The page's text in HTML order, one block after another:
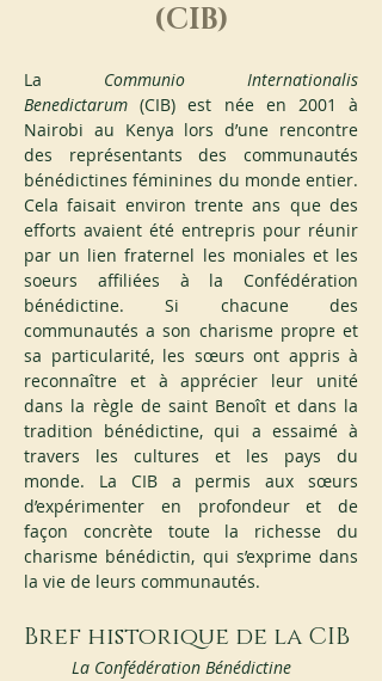
(CIB)
La Communio Internationalis
Benedictarum (CIB) est née en 2001 à
Nairobi au Kenya lors d’une rencontre
des représentants des communautés
bénédictines féminines du monde entier.
Cela faisait environ trente ans que des
efforts avaient été entrepris pour réunir
par un lien fraternel les moniales et les
soeurs affiliées à la Confédération
bénédictine. Si chacune des
communautés a son charisme propre et
sa particularité, les sœurs ont appris à
reconnaître et à apprécier leur unité
dans la règle de saint Benoît et dans la
tradition bénédictine, qui a essaimé à
travers les cultures et les pays du
monde. La CIB a permis aux sœurs
d’expérimenter en profondeur et de
façon concrète toute la richesse du
charisme bénédictin, qui s’exprime dans
la vie de leurs communautés.
Bref historique de la CIB
La Confédération Bénédictine